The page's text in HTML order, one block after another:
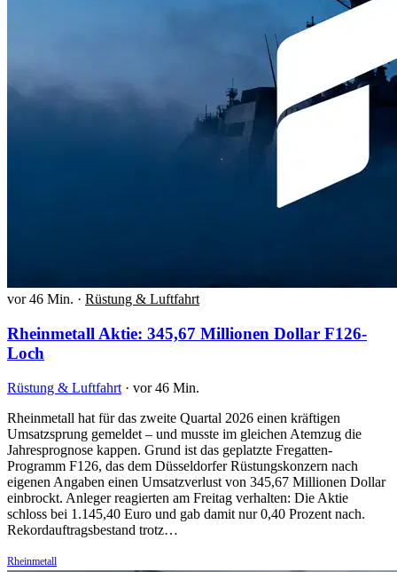
vor 46 Min. · Rüstung & Luftfahrt
Rheinmetall Aktie: 345,67 Millionen Dollar F126-
Loch
Rüstung & Luftfahrt · vor 46 Min.
Rheinmetall hat für das zweite Quartal 2026 einen kräftigen
Umsatzsprung gemeldet – und musste im gleichen Atemzug die
Jahresprognose kappen. Grund ist das geplatzte Fregatten-
Programm F126, das dem Düsseldorfer Rüstungskonzern nach
eigenen Angaben einen Umsatzverlust von 345,67 Millionen Dollar
einbrockt. Anleger reagierten am Freitag verhalten: Die Aktie
schloss bei 1.145,40 Euro und gab damit nur 0,40 Prozent nach.
Rekordauftragsbestand trotz…
Rheinmetall